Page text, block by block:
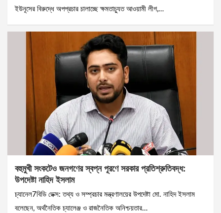
ইউনূসের বিরুদ্ধে অপপ্রচার চালাচ্ছে ক্ষমতাচ্যুত আওয়ামী লীগ,…
বহুমুখী সংকটেও জনগণের স্বপ্ন পূরণে সরকার প্রতিশ্রুতিবদ্ধ:
উপদেষ্টা নাহিদ ইসলাম
চ্যানেল7বিডি ডেক্স: তথ্য ও সম্প্রচার মন্ত্রণালয়ের উপদেষ্টা মো. নাহিদ ইসলাম
বলেছেন, অর্থনৈতিক চ্যালেঞ্জ ও রাজনৈতিক অনিশ্চয়তার…